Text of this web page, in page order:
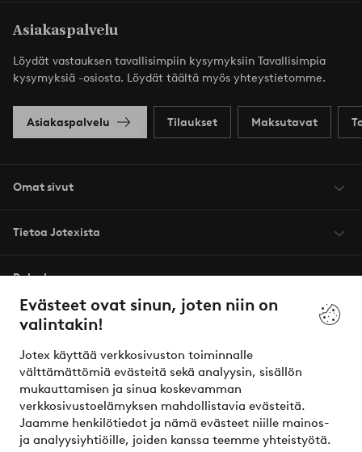
Evästeet ovat sinun, joten niin on
valintakin!
Jotex käyttää verkkosivuston toiminnalle
välttämättömiä evästeitä sekä analyysin, sisällön
mukauttamisen ja sinua koskevamman
verkkosivustoelämyksen mahdollistavia evästeitä.
Jaamme henkilötiedot ja nämä evästeet niille mainos-
ja analyysiyhtiöille, joiden kanssa teemme yhteistyötä.
Asiakaspalvelu
Löydät vastauksen tavallisimpiin kysymyksiin Tavallisimpia
kysymyksiä -osiosta. Löydät täältä myös yhteystietomme.
Asiakaspalvelu Tilaukset Maksutavat
Omat sivut
Tietoa Jotexista
Palvelumme
Ehdot
Ystävät
Turvalliset maksut – maksa nyt tai erissä